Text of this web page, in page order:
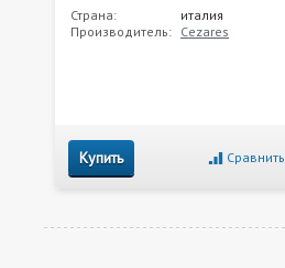
Страна:
италия
Производитель: Cezares
Купить Сравнить